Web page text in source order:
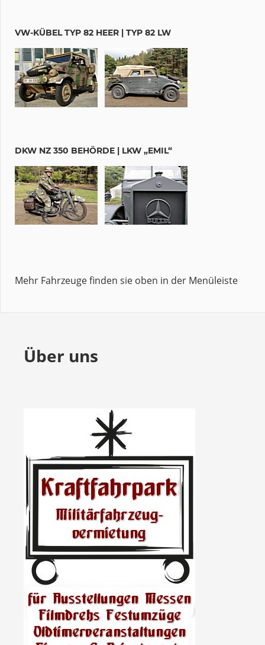
VW-KÜBEL TYP 82 HEER | TYP 82 LW
DKW NZ 350 BEHÖRDE | LKW „EMIL“
Mehr Fahrzeuge finden sie oben in der Menüleiste
Über uns